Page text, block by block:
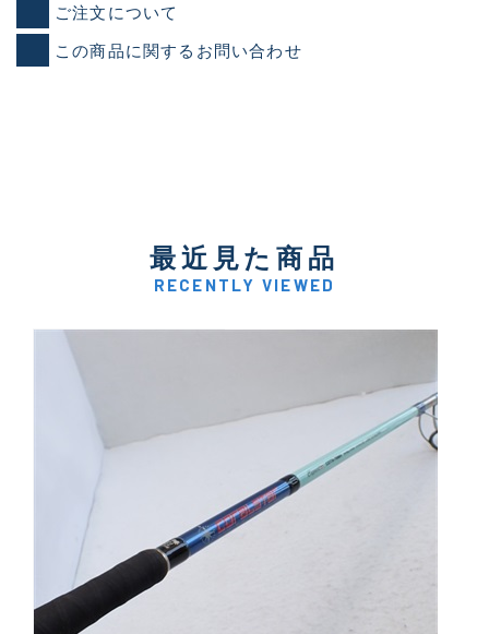
ご注文について
この商品に関するお問い合わせ
最近見た商品
RECENTLY VIEWED